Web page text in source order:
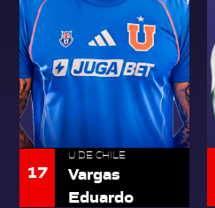
17
U DE CHILE
Vargas
Eduardo